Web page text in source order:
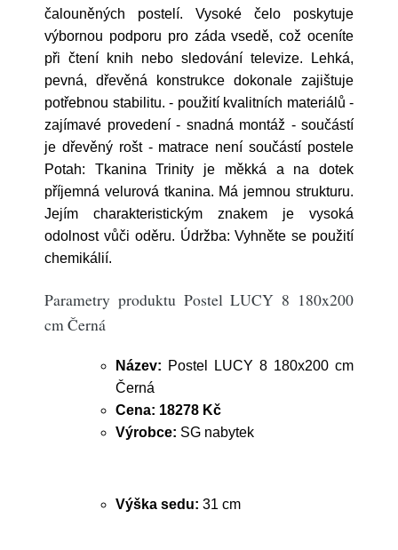
čalouněných postelí. Vysoké čelo poskytuje
výbornou podporu pro záda vsedě, což oceníte
při čtení knih nebo sledování televize. Lehká,
pevná, dřevěná konstrukce dokonale zajištuje
potřebnou stabilitu. - použití kvalitních materiálů -
zajímavé provedení - snadná montáž - součástí
je dřevěný rošt - matrace není součástí postele
Potah: Tkanina Trinity je měkká a na dotek
příjemná velurová tkanina. Má jemnou strukturu.
Jejím charakteristickým znakem je vysoká
odolnost vůči oděru. Údržba: Vyhněte se použití
chemikálií.
Parametry produktu Postel LUCY 8 180x200
cm Černá
Název: Postel LUCY 8 180x200 cm
Černá
Cena: 18278 Kč
Výrobce: SG nabytek
Výška sedu: 31 cm